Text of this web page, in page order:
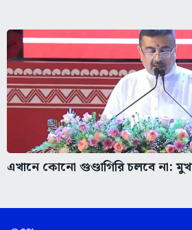
এখানে কোনো গুণ্ডাগিরি চলবে না: